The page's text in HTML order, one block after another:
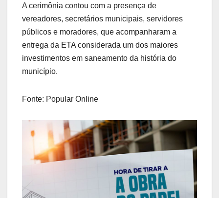
A cerimônia contou com a presença de
vereadores, secretários municipais, servidores
públicos e moradores, que acompanharam a
entrega da ETA considerada um dos maiores
investimentos em saneamento da história do
município.
Fonte: Popular Online